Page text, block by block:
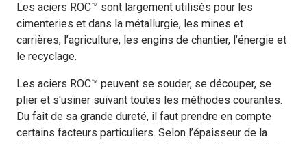
Les aciers ROC™ sont largement utilisés pour les
cimenteries et dans la métallurgie, les mines et
carrières, l’agriculture, les engins de chantier, l’énergie et
le recyclage.
Les aciers ROC™ peuvent se souder, se découper, se
plier et s'usiner suivant toutes les méthodes courantes.
Du fait de sa grande dureté, il faut prendre en compte
certains facteurs particuliers. Selon l’épaisseur de la